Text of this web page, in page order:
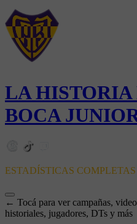
LA HISTORIA
BOCA
ESTADÍSTICAS
← Tocá para ver campañas,
historiales, jugadores, DTs y más